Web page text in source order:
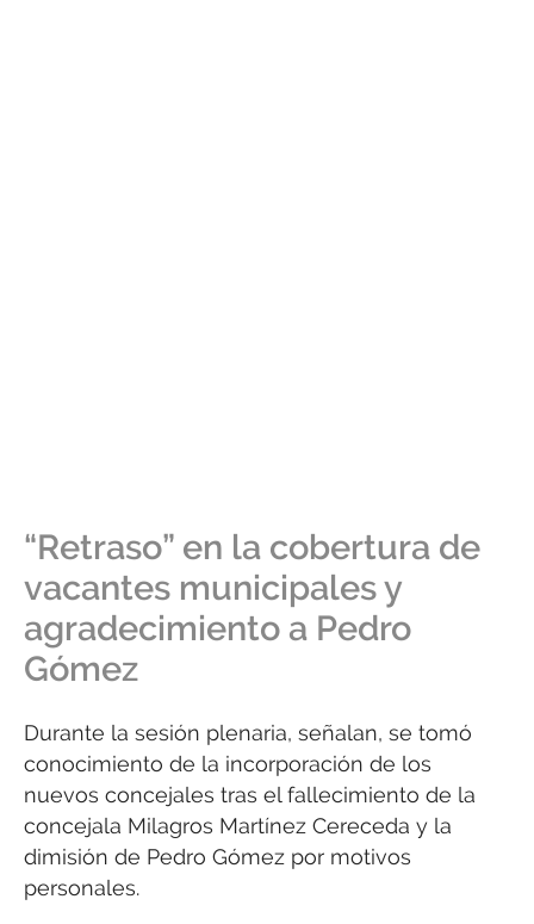
“Retraso” en la cobertura de
vacantes municipales y
agradecimiento a Pedro
Gómez
Durante la sesión plenaria, señalan, se tomó
conocimiento de la incorporación de los
nuevos concejales tras el fallecimiento de la
concejala Milagros Martínez Cereceda y la
dimisión de Pedro Gómez por motivos
personales.